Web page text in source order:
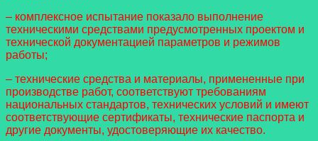
– комплексное испытание показало выполнение
техническими средствами предусмотренных проектом и
технической документацией параметров и режимов
работы;
– технические средства и материалы, примененные при
производстве работ, соответствуют требованиям
национальных стандартов, технических условий и имеют
соответствующие сертификаты, технические паспорта и
другие документы, удостоверяющие их качество.